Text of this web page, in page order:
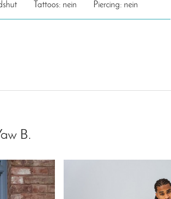
Tattoos: nein Piercing: nein
B.